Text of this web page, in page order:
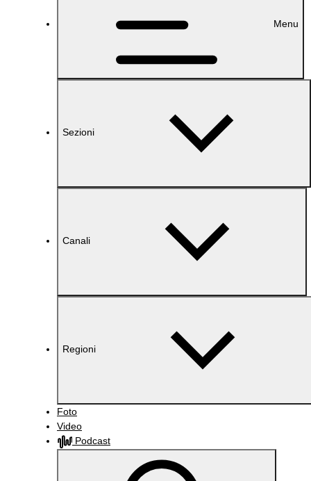
Menu
Sezioni
Canali
Regioni
Foto
Video
Podcast